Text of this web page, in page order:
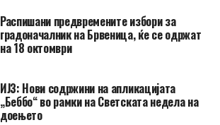
Распишани предвремените избори за
градоначалник на Брвеница, ќе се одржат
на 18 октомври
ИЈЗ: Нови содржини на апликацијата
„Беббо“ во рамки на Светската недела на
доењето